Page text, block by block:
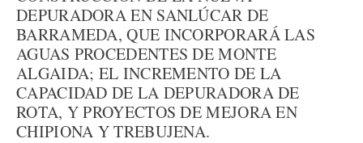
DEPURADORA EN SANLÚCAR DE
BARRAMEDA, QUE INCORPORARÁ LAS
AGUAS PROCEDENTES DE MONTE
ALGAIDA; EL INCREMENTO DE LA
CAPACIDAD DE LA DEPURADORA DE
ROTA, Y PROYECTOS DE MEJORA EN
CHIPIONA Y TREBUJENA.